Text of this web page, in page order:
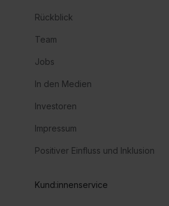
Rückblick
Team
Jobs
In den Medien
Investoren
Impressum
Positiver Einfluss und Inklusion
Kund:innenservice